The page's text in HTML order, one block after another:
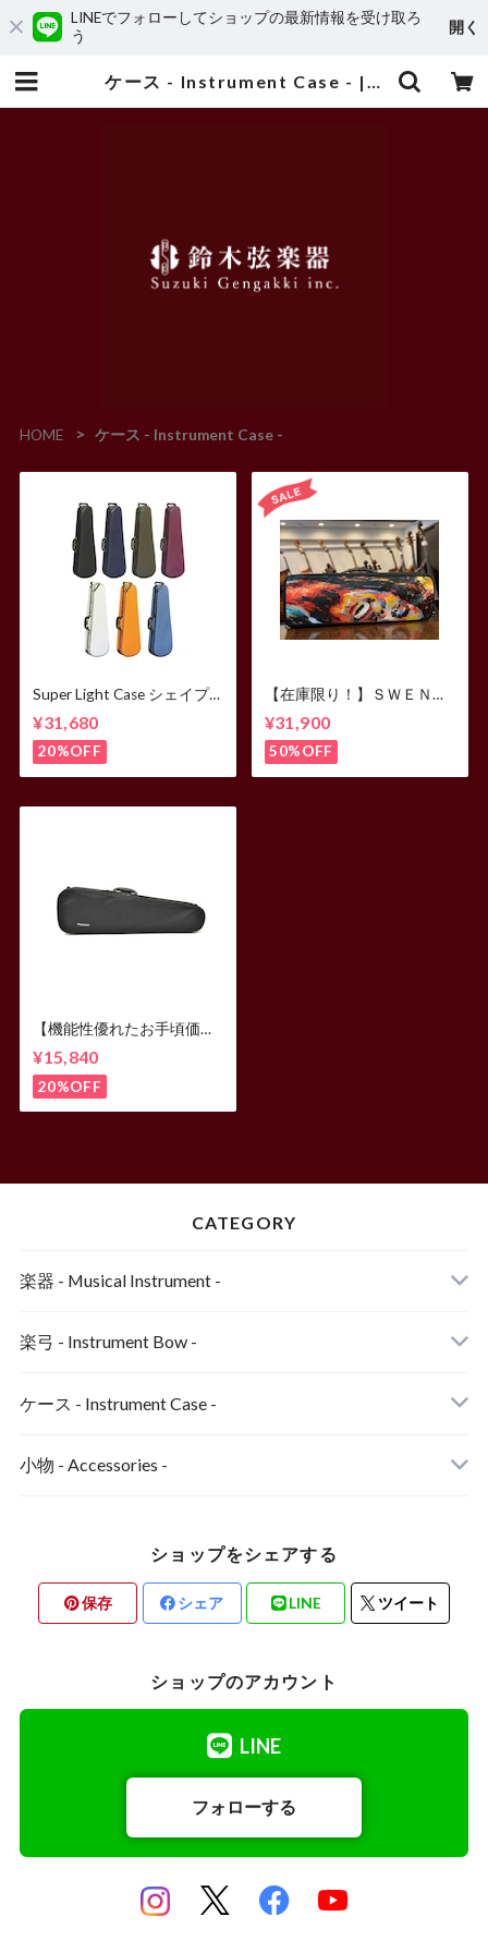
LINEでフォローしてショップの最新情報を受け取ろ
う
開く
ケース - Instrument Case - | Suzuki Gengakki
HOME ケース - Instrument Case -
Super Light Case シェイプ
¥31,680
20%OFF
【在庫限り！】ＳＷＥＮＫ
<Marley> ※付属ストラップ
は純正ではありません
（EASTMANケース用とな
¥31,900
50%OFF
【機能性優れたお手頃価
ンケース プロテージ（ブラ
ック）
¥15,840
20%OFF
CATEGORY
楽器 - Musical Instrument -
ヴァイオリン
楽弓 - Instrument Bow -
ヴァイオリン弓
ヴィオラ弓
コントラバス弓
ケース - Instrument Case -
小物 - Accessories -
チェロ用小物
ショップをシェアする
保存 シェア LINE ツイート
ショップのアカウント
LINE
フォローする